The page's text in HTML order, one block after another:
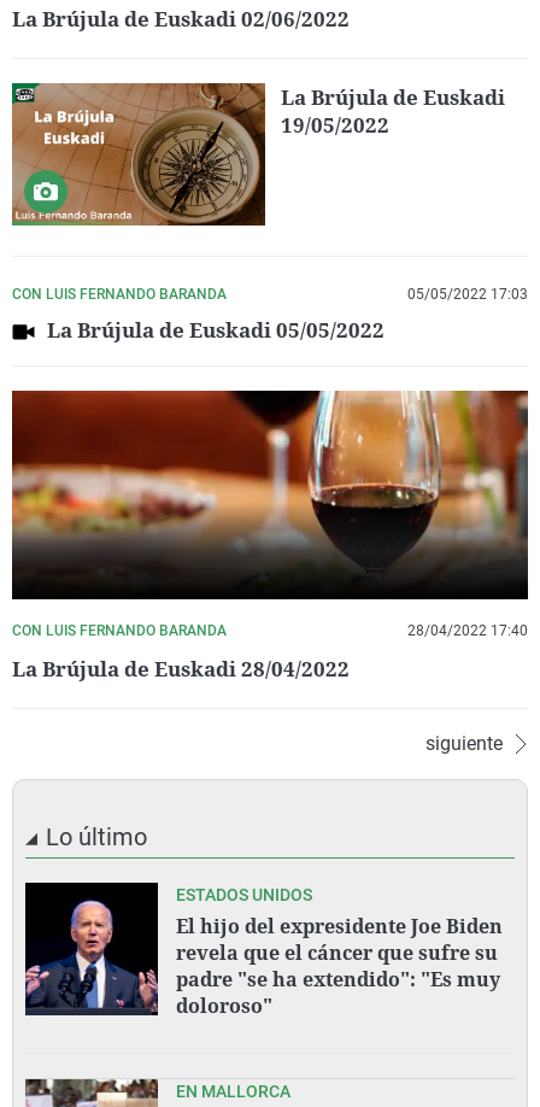
La Brújula de Euskadi 02/06/2022
La Brújula de Euskadi
19/05/2022
CON LUIS FERNANDO BARANDA 05/05/2022 17:03
La Brújula de Euskadi 05/05/2022
CON LUIS FERNANDO BARANDA 28/04/2022 17:40
La Brújula de Euskadi 28/04/2022
siguiente
Lo último
ESTADOS UNIDOS
El hijo del expresidente Joe Biden
revela que el cáncer que sufre su
padre "se ha extendido": "Es muy
doloroso"
EN MALLORCA